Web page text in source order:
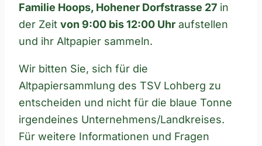
Familie Hoops, Hohener Dorfstrasse 27 in
der Zeit von 9:00 bis 12:00 Uhr aufstellen
und ihr Altpapier sammeln.
Wir bitten Sie, sich für die
Altpapiersammlung des TSV Lohberg zu
entscheiden und nicht für die blaue Tonne
irgendeines Unternehmens/Landkreises.
Für weitere Informationen und Fragen